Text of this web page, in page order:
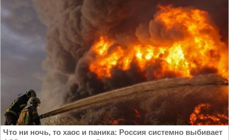
Что ни ночь, то хаос и паника: Россия системно выбивает